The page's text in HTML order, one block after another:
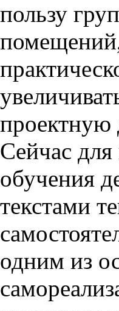
пользу
проектную
Сейчас
обучения
текстами
одним из